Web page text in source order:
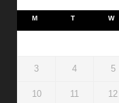
M T W
3 4 5
10 11 12